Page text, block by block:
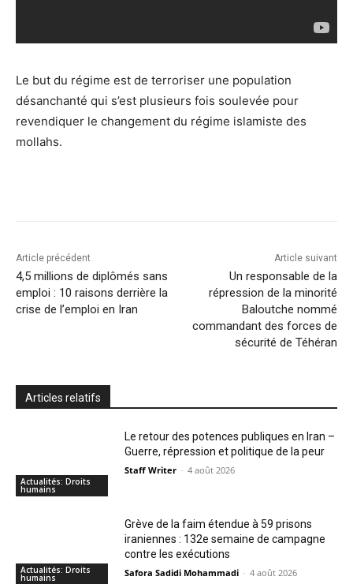
Le but du régime est de terroriser une population
désanchanté qui s’est plusieurs fois soulevée pour
revendiquer le changement du régime islamiste des
mollahs.
Article précédent
4,5 millions de diplômés sans
emploi : 10 raisons derrière la
crise de l’emploi en Iran
Article suivant
Un responsable de la
répression de la minorité
Baloutche nommé
commandant des forces de
sécurité de Téhéran
Articles relatifs
Actualités: Droits
humains
Le retour des potences publiques en Iran –
Guerre, répression et politique de la peur
Staff Writer - 4 août 2026
Actualités: Droits
humains
Grève de la faim étendue à 59 prisons
iraniennes : 132e semaine de campagne
contre les exécutions
Safora Sadidi Mohammadi - 4 août 2026